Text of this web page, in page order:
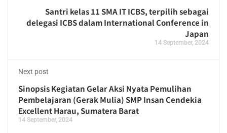
Santri kelas 11 SMA IT ICBS, terpilih sebagai
delegasi ICBS dalam International Conference in
Japan
14 September, 2024
Next post
Sinopsis Kegiatan Gelar Aksi Nyata Pemulihan
Pembelajaran (Gerak Mulia) SMP Insan Cendekia
Excellent Harau, Sumatera Barat
14 September, 2024